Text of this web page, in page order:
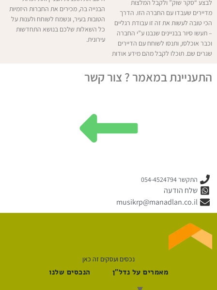
לבצע “סקר שוק” ולקבל המלצות
מדיירים שעבדו עם החברה הזו. הדרך
הכי טובה לעשות את זה זו עבודת רגליים
– תעשו סיור בבניינים שנבנו ע”י החברה
וכבר אוכלסו, ותנסו לשוחח עם הדיירים
שגרים שם. תוכלו לקבל מהם מידע אודות
הבנייה בה, מכירים את החברות היזמיות
הטובות בעיר, ונשמח לשוחח ולענות על
כל השאלות שלכם בנושא התחדשות
עירונית.
התעניינת במאמר ? צור קשר
התקשר 054-4524794
שלח הודעה
musikrp@manadlan.co.il
נכסים ועסקים זה כאן
מאמרים על נדל"ן הנכסים שלנו